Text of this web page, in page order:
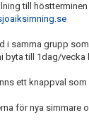
till
i samma grupp
byta till 1dag/vecka
ett knappval
för nya simmare